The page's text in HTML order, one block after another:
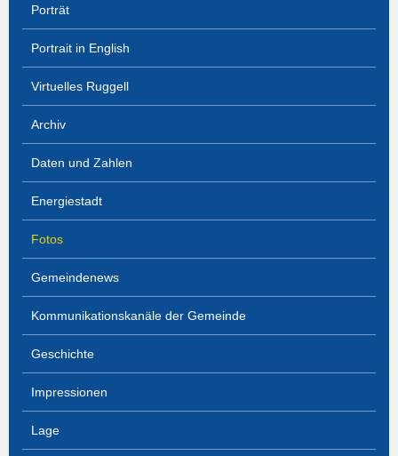
Porträt
Portrait in English
Virtuelles Ruggell
Archiv
Daten und Zahlen
Energiestadt
Fotos
Gemeindenews
Kommunikationskanäle der Gemeinde
Geschichte
Impressionen
Lage